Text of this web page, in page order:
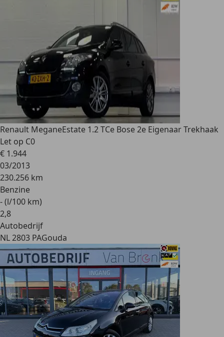
Renault MeganeEstate 1.2 TCe Bose 2e Eigenaar Trekhaak
Let op C0
€ 1.944
03/2013
230.256 km
Benzine
- (l/100 km)
2,8
Autobedrijf
NL 2803 PAGouda